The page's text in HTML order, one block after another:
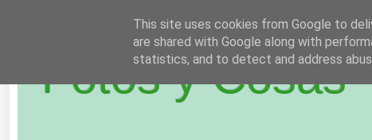
Fotos y Cosas
This site uses cookies from Google to
are shared with Google along with
statistics, and to detect and address